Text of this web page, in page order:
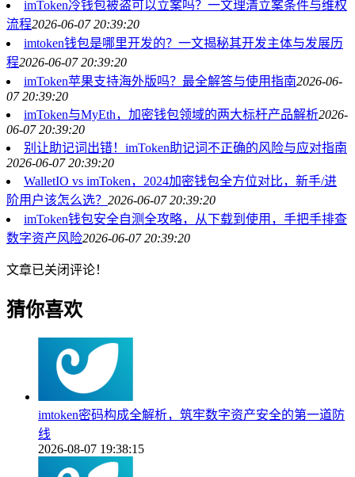
imToken冷钱包被盗可以立案吗？一文理清立案条件与维权
流程2026-06-07 20:39:20
imtoken钱包是哪里开发的？一文揭秘其开发主体与发展历
程2026-06-07 20:39:20
imToken苹果支持海外版吗？最全解答与使用指南2026-06-
07 20:39:20
imToken与MyEth，加密钱包领域的两大标杆产品解析2026-
06-07 20:39:20
别让助记词出错！imToken助记词不正确的风险与应对指南
2026-06-07 20:39:20
WalletIO vs imToken，2024加密钱包全方位对比，新手/进
阶用户该怎么选？ 2026-06-07 20:39:20
imToken钱包安全自测全攻略，从下载到使用，手把手排查
数字资产风险2026-06-07 20:39:20
文章已关闭评论！
猜你喜欢
imtoken密码构成全解析，筑牢数字资产安全的第一道防
线
2026-08-07 19:38:15